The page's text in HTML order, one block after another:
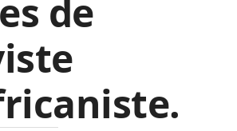
de